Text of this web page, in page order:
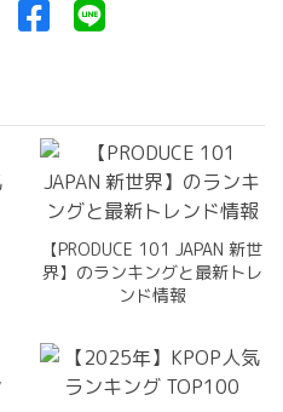
【PRODUCE 101 JAPAN 新世
界】のランキングと最新トレ
ンド情報